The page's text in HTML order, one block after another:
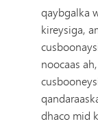
qaybgalka
kireysiga,
noocaas
dhaco mid